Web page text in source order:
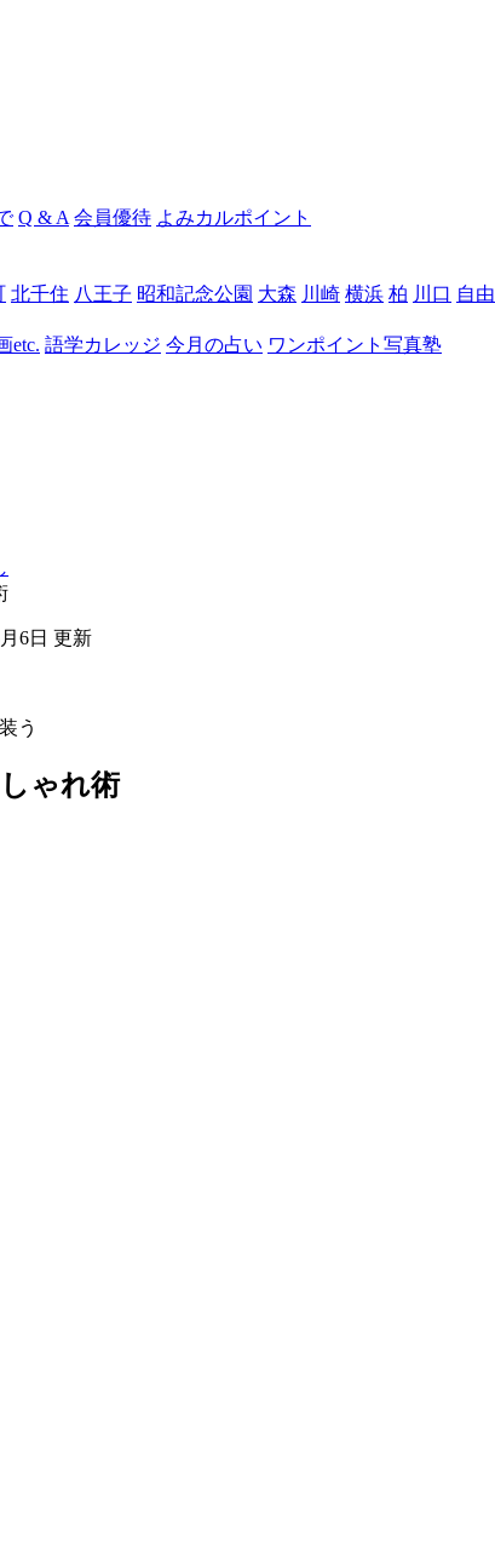
ャ
横
浜
Q & A 会員優待 よみカルポイント
北千住 八王子 昭和記念公園 大森 川崎 横浜 柏 川口 自
etc. 語学カレッジ 今月の占い ワンポイント写真塾
6日 更新
う
ゃれ術